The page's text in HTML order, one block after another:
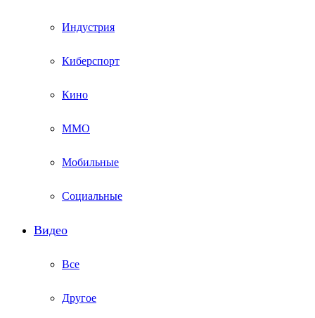
Индустрия
Киберспорт
Кино
ММО
Мобильные
Социальные
Видео
Все
Другое